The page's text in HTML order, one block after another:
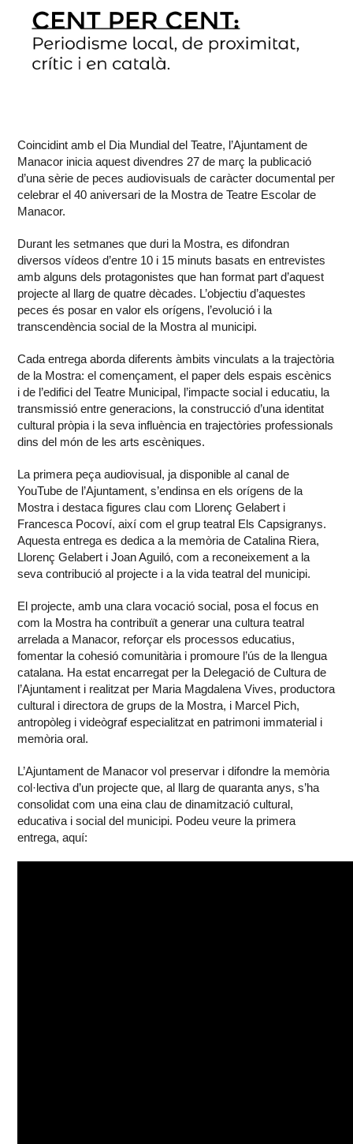
Coincidint amb el Dia Mundial del Teatre, l’Ajuntament de
Manacor inicia aquest divendres 27 de març la publicació
d’una sèrie de peces audiovisuals de caràcter documental per
celebrar el 40 aniversari de la Mostra de Teatre Escolar de
Manacor.
Durant les setmanes que duri la Mostra, es difondran
diversos vídeos d’entre 10 i 15 minuts basats en entrevistes
amb alguns dels protagonistes que han format part d’aquest
projecte al llarg de quatre dècades. L’objectiu d’aquestes
peces és posar en valor els orígens, l’evolució i la
transcendència social de la Mostra al municipi.
Cada entrega aborda diferents àmbits vinculats a la trajectòria
de la Mostra: el començament, el paper dels espais escènics
i de l’edifici del Teatre Municipal, l’impacte social i educatiu, la
transmissió entre generacions, la construcció d’una identitat
cultural pròpia i la seva influència en trajectòries professionals
dins del món de les arts escèniques.
La primera peça audiovisual, ja disponible al canal de
YouTube de l’Ajuntament, s’endinsa en els orígens de la
Mostra i destaca figures clau com Llorenç Gelabert i
Francesca Pocoví, així com el grup teatral Els Capsigranys.
Aquesta entrega es dedica a la memòria de Catalina Riera,
Llorenç Gelabert i Joan Aguiló, com a reconeixement a la
seva contribució al projecte i a la vida teatral del municipi.
El projecte, amb una clara vocació social, posa el focus en
com la Mostra ha contribuït a generar una cultura teatral
arrelada a Manacor, reforçar els processos educatius,
fomentar la cohesió comunitària i promoure l’ús de la llengua
catalana. Ha estat encarregat per la Delegació de Cultura de
l’Ajuntament i realitzat per Maria Magdalena Vives, productora
cultural i directora de grups de la Mostra, i Marcel Pich,
antropòleg i videògraf especialitzat en patrimoni immaterial i
memòria oral.
L’Ajuntament de Manacor vol preservar i difondre la memòria
col·lectiva d’un projecte que, al llarg de quaranta anys, s’ha
consolidat com una eina clau de dinamització cultural,
educativa i social del municipi. Podeu veure la primera
entrega, aquí: